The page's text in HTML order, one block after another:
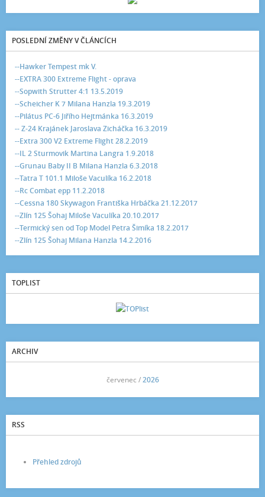
POSLEDNÍ ZMĚNY V ČLÁNCÍCH
--Hawker Tempest mk V.
--EXTRA 300 Extreme Flight - oprava
--Sopwith Strutter 4:1 13.5.2019
--Scheicher K 7 Milana Hanzla 19.3.2019
--Pilátus PC-6 Jiřího Hejtmánka 16.3.2019
-- Z-24 Krajánek Jaroslava Zicháčka 16.3.2019
--Extra 300 V2 Extreme Flight 28.2.2019
--IL 2 Sturmovik Martina Langra 1.9.2018
--Grunau Baby II B Milana Hanzla 6.3.2018
--Tatra T 101.1 Miloše Vaculíka 16.2.2018
--Rc Combat epp 11.2.2018
--Cessna 180 Skywagon Františka Hrbáčka 21.12.2017
--Zlín 125 Šohaj Miloše Vaculíka 20.10.2017
--Termický sen od Top Model Petra Šimíka 18.2.2017
--Zlín 125 Šohaj Milana Hanzla 14.2.2016
TOPLIST
ARCHIV
červenec /2026
RSS
Přehled zdrojů